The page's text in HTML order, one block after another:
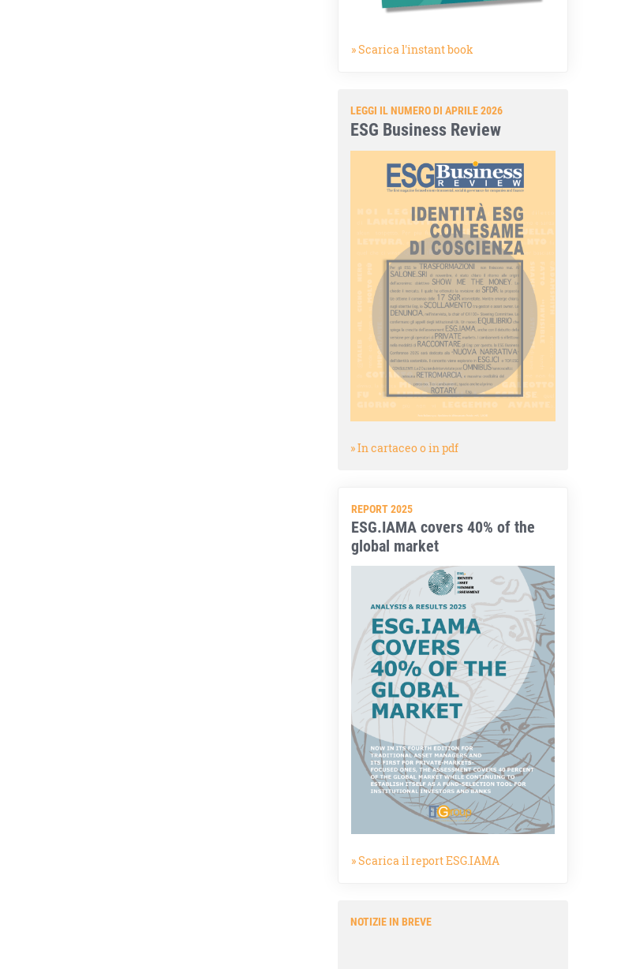
» Scarica l'instant book
LEGGI IL NUMERO DI APRILE 2026
ESG Business Review
» In cartaceo o in pdf
REPORT 2025
ESG.IAMA covers 40% of the
global market
» Scarica il report ESG.IAMA
NOTIZIE IN BREVE